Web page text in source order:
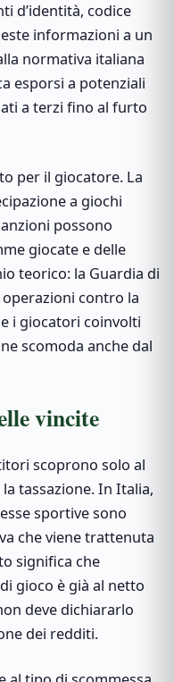
d’identità, codice
informazioni a un
normativa italiana
esporsi a potenziali
a terzi fino al furto
per il giocatore. La
a giochi
possono
giocate e delle
teorico: la Guardia di
contro la
i giocatori coinvolti
scomoda anche dal
vincite
scoprono solo al
tassazione. In Italia,
sportive sono
che viene trattenuta
significa che
gioco è già al netto
deve dichiararlo
dei redditi.